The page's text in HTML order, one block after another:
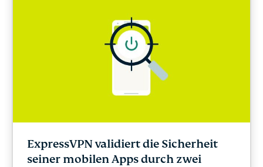
ExpressVPN validiert die Sicherheit
seiner mobilen Apps durch zwei